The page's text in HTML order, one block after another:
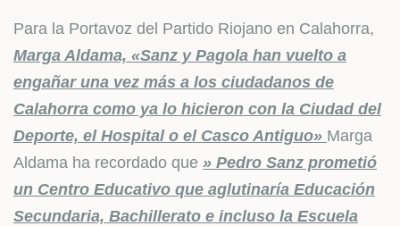
Para la Portavoz del Partido Riojano en Calahorra,
Marga Aldama, «Sanz y Pagola han vuelto a
engañar una vez más a los ciudadanos de
Calahorra como ya lo hicieron con la Ciudad del
Deporte, el Hospital o el Casco Antiguo» Marga
Aldama ha recordado que » Pedro Sanz prometió
un Centro Educativo que aglutinaría Educación
Secundaria, Bachillerato e incluso la Escuela